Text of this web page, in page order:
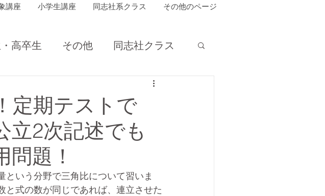
講座 小学生講座 同志社系クラス その他のページ
高卒生 その他 同志社クラス
定期テストで
立2次記述でも
題！
いう分野で三角比について習いま
式の数が同じであれば、連立させた